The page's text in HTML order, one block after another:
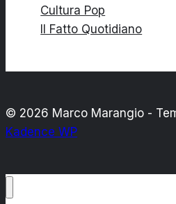
Cultura Pop
Il Fatto Quotidiano
© 2026 Marco Marangio -
Kadence WP